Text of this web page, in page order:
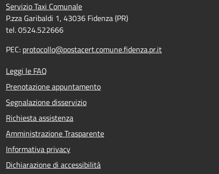
Servizio Taxi Comunale
P.zza Garibaldi 1, 43036 Fidenza (PR)
tel. 0524.522666
PEC: protocollo@postacert.comune.fidenza.pr.it
Leggi le FAQ
Prenotazione appuntamento
Segnalazione disservizio
Richiesta assistenza
Amministrazione Trasparente
Informativa privacy
Dichiarazione di accessibilità